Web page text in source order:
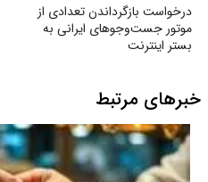
درخواست بازگرداندن تعدادی از
موتور جست‌وجوهای ایرانی به
بستر اینترنت
خبرهای مرتبط